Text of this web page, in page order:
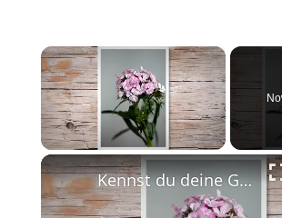
×
Kennst du deine Geburtsblume?